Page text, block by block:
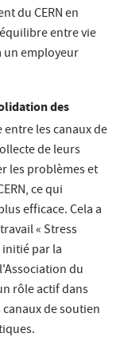
du CERN en
entre vie
un employeur
des
les canaux de
de leurs
les problèmes et
ce qui
efficace. Cela a
« Stress
par la
du
rôle actif dans
de soutien